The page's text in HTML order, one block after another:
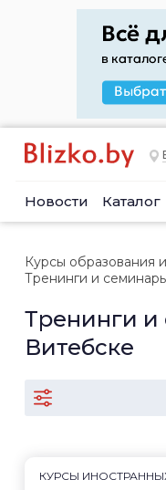
Новости Каталог
Курсы образования
Тренинги и
Тренинги
Витебске
КУРСЫ